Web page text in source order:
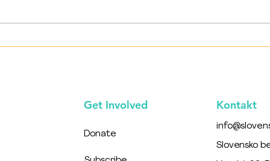
Get Involved
Donate
Kontakt
Slovensko